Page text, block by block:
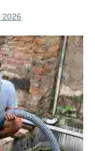
2026